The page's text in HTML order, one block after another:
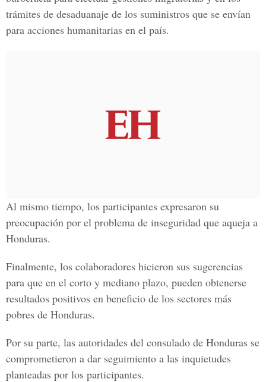
trámites de desaduanaje de los suministros que se envían
para acciones humanitarias en el país.
Al mismo tiempo, los participantes expresaron su
preocupación por el problema de inseguridad que aqueja a
Honduras.
Finalmente, los colaboradores hicieron sus sugerencias
para que en el corto y mediano plazo, pueden obtenerse
resultados positivos en beneficio de los sectores más
pobres de Honduras.
Por su parte, las autoridades del consulado de Honduras se
comprometieron a dar seguimiento a las inquietudes
planteadas por los participantes.